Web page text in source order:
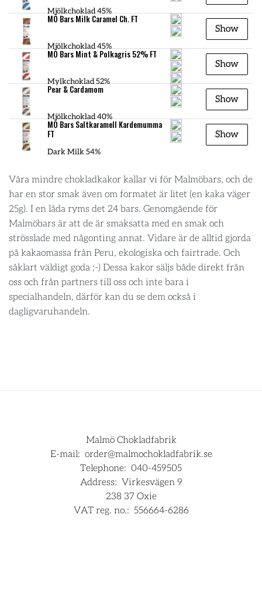
Mjölkchoklad 45%
MÖ Bars Milk Caramel Ch. FT
Mjölkchoklad 45%
Show
MÖ Bars Mint & Polkagris 52% FT
Mylkchoklad 52%
Show
Pear & Cardamom
Mjölkchoklad 40%
Show
MÖ Bars Saltkaramell Kardemumma
FT
Dark Milk 54%
Show
Våra mindre chokladkakor kallar vi för Malmöbars, och de
har en stor smak även om formatet är litet (en kaka väger
25g). I en låda ryms det 24 bars. Genomgående för
Malmöbars är att de är smaksatta med en smak och
strösslade med någonting annat. Vidare är de alltid gjorda
på kakaomassa från Peru, ekologiska och fairtrade. Och
såklart väldigt goda ;-) Dessa kakor säljs både direkt från
oss och från partners till oss och inte bara i
specialhandeln, därför kan du se dem också i
dagligvaruhandeln.
Malmö Chokladfabrik
E-mail: order@malmochokladfabrik.se
Telephone: 040-459505
Address: Virkesvägen 9
238 37 Oxie
VAT reg. no.:
556664-6286